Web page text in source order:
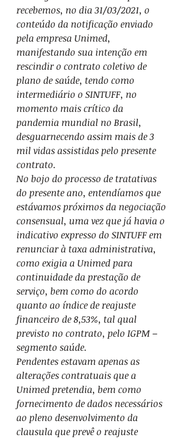
recebemos, no dia 31/03/2021, o
conteúdo da notificação enviado
pela empresa Unimed,
manifestando sua intenção em
rescindir o contrato coletivo de
plano de saúde, tendo como
intermediário o SINTUFF, no
momento mais crítico da
pandemia mundial no Brasil,
desguarnecendo assim mais de 3
mil vidas assistidas pelo presente
contrato.
No bojo do processo de tratativas
do presente ano, entendíamos que
estávamos próximos da negociação
consensual, uma vez que já havia o
indicativo expresso do SINTUFF em
renunciar à taxa administrativa,
como exigia a Unimed para
continuidade da prestação de
serviço, bem como do acordo
quanto ao índice de reajuste
financeiro de 8,53%, tal qual
previsto no contrato, pelo IGPM –
segmento saúde.
Pendentes estavam apenas as
alterações contratuais que a
Unimed pretendia, bem como
fornecimento de dados necessários
ao pleno desenvolvimento da
clausula que prevê o reajuste